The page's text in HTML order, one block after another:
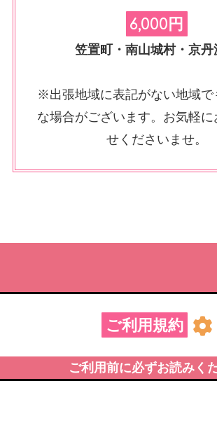
6,000円
笠置町・南山城村・京丹
※出張地域に表記がない地域で
な場合がございます。お気軽に
せくださいませ。
ご利用規約
ご利用前に必ずお読みく